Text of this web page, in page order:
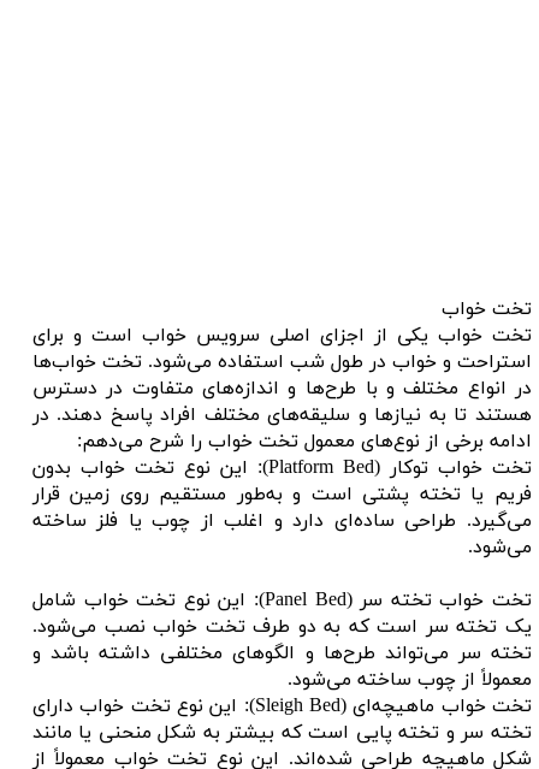
تخت خواب
تخت خواب یکی از اجزای اصلی سرویس خواب است و برای
استراحت و خواب در طول شب استفاده می‌شود. تخت خواب‌ها
در انواع مختلف و با طرح‌ها و اندازه‌های متفاوت در دسترس
هستند تا به نیازها و سلیقه‌های مختلف افراد پاسخ دهند. در
ادامه برخی از نوع‌های معمول تخت خواب را شرح می‌دهم:
تخت خواب توکار (Platform Bed): این نوع تخت خواب بدون
فریم یا تخته پشتی است و به‌طور مستقیم روی زمین قرار
می‌گیرد. طراحی ساده‌ای دارد و اغلب از چوب یا فلز ساخته
می‌شود.
تخت خواب تخته سر (Panel Bed): این نوع تخت خواب شامل
یک تخته سر است که به دو طرف تخت خواب نصب می‌شود.
تخته سر می‌تواند طرح‌ها و الگوهای مختلفی داشته باشد و
معمولاً از چوب ساخته می‌شود.
تخت خواب ماهیچه‌ای (Sleigh Bed): این نوع تخت خواب دارای
تخته سر و تخته پایی است که بیشتر به شکل منحنی یا مانند
شکل ماهیچه طراحی شده‌اند. این نوع تخت خواب معمولاً از